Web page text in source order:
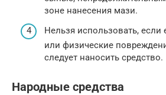
зоне нанесения мази.
Нельзя использовать, если
или физические
следует наносить средство.
Народные средства